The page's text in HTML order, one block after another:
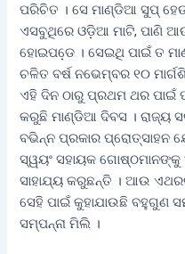
ପରିଚିତ । ସେ ମାଣ୍ଡିଆ ସୁପ୍‌
ଏସବୁଥିରେ ଓଡ଼ିଆ ମାଟି, ପାଣି
ହୋଇପଡେ଼ । ସେଇଥି ପାଇଁ ତ
ଚଳିତ ବର୍ଷ ନଭେମ୍ବର ୧୦
ଏହି ଦିନ ଠାରୁ ପ୍ରଥମ ଥର ପାଇଁ
କରୁଛି ମାଣ୍ଡିଆ ଦିବସ । ରାଜ୍ୟ
ବଭିନ୍ନ ପ୍ରକାର ପ୍ରୋତ୍ସାହନ
ସ୍ୱୟଂ ସହାୟକ ଗୋଷ୍ଠମାନଙ୍କୁ
ସାହାଯ୍ୟ କରୁଛନ୍ତି । ଆଉ
ସେହି ପାଇଁ କୁହାଯାଉଛି ବହୁଗୁଣ
ସମ୍ପନ୍ନା ମିଲି ।